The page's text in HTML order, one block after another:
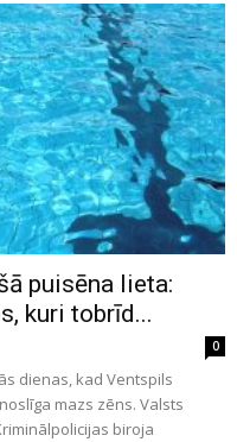
puisēna lieta:
kuri tobrīd...
0
dienas, kad Ventspils
mazs zēns. Valsts
biroja